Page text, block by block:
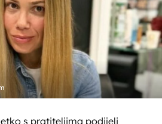
s pratiteljima podijeli